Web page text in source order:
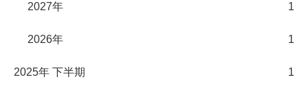
2027年 1
2026年 1
2025年 下半期 1